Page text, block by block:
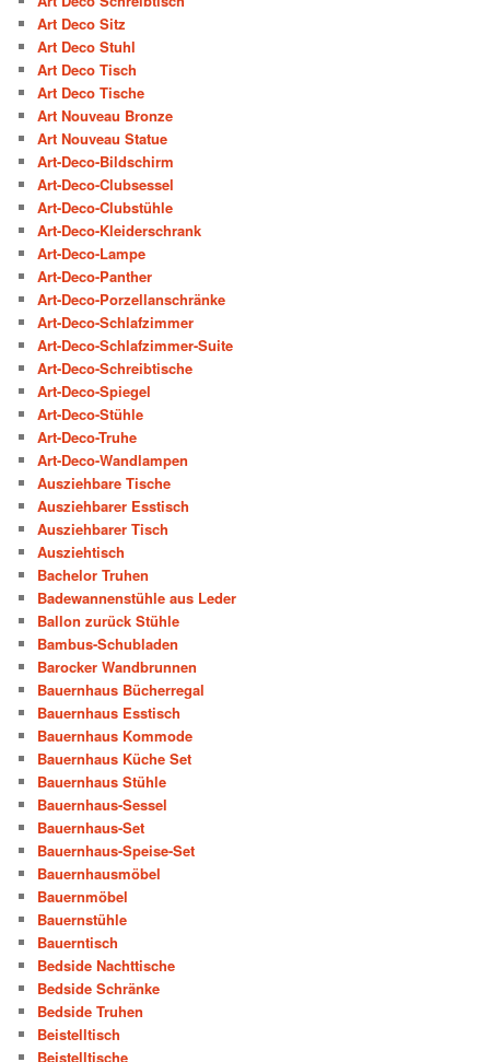
Art Deco Sitz
Art Deco Stuhl
Art Deco Tisch
Art Deco Tische
Art Nouveau Bronze
Art Nouveau Statue
Art-Deco-Bildschirm
Art-Deco-Clubsessel
Art-Deco-Clubstühle
Art-Deco-Kleiderschrank
Art-Deco-Lampe
Art-Deco-Panther
Art-Deco-Porzellanschränke
Art-Deco-Schlafzimmer
Art-Deco-Schlafzimmer-Suite
Art-Deco-Schreibtische
Art-Deco-Spiegel
Art-Deco-Stühle
Art-Deco-Truhe
Art-Deco-Wandlampen
Ausziehbare Tische
Ausziehbarer Esstisch
Ausziehbarer Tisch
Ausziehtisch
Bachelor Truhen
Badewannenstühle aus Leder
Ballon zurück Stühle
Bambus-Schubladen
Barocker Wandbrunnen
Bauernhaus Bücherregal
Bauernhaus Esstisch
Bauernhaus Kommode
Bauernhaus Küche Set
Bauernhaus Stühle
Bauernhaus-Sessel
Bauernhaus-Set
Bauernhaus-Speise-Set
Bauernhausmöbel
Bauernmöbel
Bauernstühle
Bauerntisch
Bedside Nachttische
Bedside Schränke
Bedside Truhen
Beistelltisch
Beistelltische